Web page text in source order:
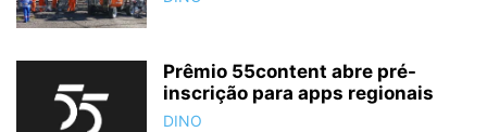
Prêmio 55content abre pré-
inscrição para apps regionais
DINO